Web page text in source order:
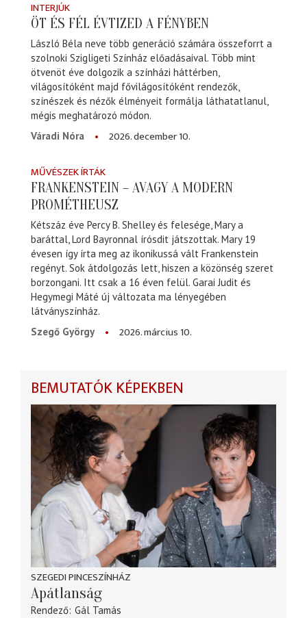
INTERJÚK
ÖT ÉS FÉL ÉVTIZED A FÉNYBEN
László Béla neve több generáció számára összeforrt a
szolnoki Szigligeti Színház előadásaival. Több mint
ötvenöt éve dolgozik a színházi háttérben,
világosítóként majd fővilágosítóként rendezők,
színészek és nézők élményeit formálja láthatatlanul,
mégis meghatározó módon.
Váradi Nóra
2026. december 10.
MŰVÉSZEK ÍRTÁK
FRANKENSTEIN – AVAGY A MODERN
PROMÉTHEUSZ
Kétszáz éve Percy B. Shelley és felesége, Mary a
baráttal, Lord Bayronnal írósdit játszottak. Mary 19
évesen így írta meg az ikonikussá vált Frankenstein
regényt. Sok átdolgozás lett, hiszen a közönség szeret
borzongani. Itt csak a 16 éven felül. Garai Judit és
Hegymegi Máté új változata ma lényegében
látványszínház.
Szegő György
2026. március 10.
BEMUTATÓK KÉPEKBEN
SZEGEDI PINCESZÍNHÁZ
Apátlanság
Rendező Gál Tamás